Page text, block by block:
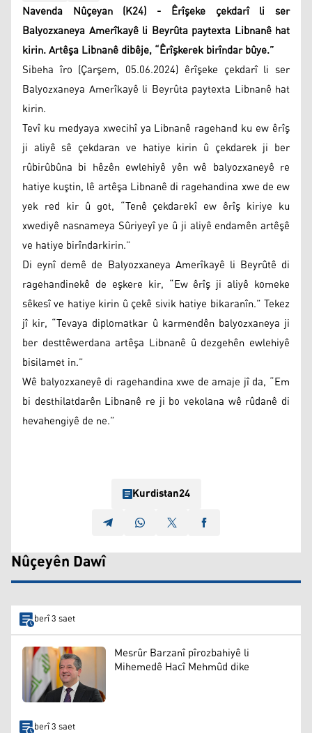
Navenda Nûçeyan (K24) - Êrîşeke çekdarî li ser
Balyozxaneya Amerîkayê li Beyrûta paytexta Libnanê hat
kirin. Artêşa Libnanê dibêje, “Êrîşkerek birîndar bûye.”
Sibeha îro (Çarşem, 05.06.2024) êrîşeke çekdarî li ser
Balyozxaneya Amerîkayê li Beyrûta paytexta Libnanê hat
kirin.
Tevî ku medyaya xwecihî ya Libnanê ragehand ku ew êrîş
ji aliyê sê çekdaran ve hatiye kirin û çekdarek ji ber
rûbirûbûna bi hêzên ewlehiyê yên wê balyozxaneyê re
hatiye kuştin, lê artêşa Libnanê di ragehandina xwe de ew
yek red kir û got, “Tenê çekdarekî ew êrîş kiriye ku
xwediyê nasnameya Sûriyeyî ye û ji aliyê endamên artêşê
ve hatiye birîndarkirin.”
Di eynî demê de Balyozxaneya Amerîkayê li Beyrûtê di
ragehandinekê de eşkere kir, “Ew êrîş ji aliyê komeke
sêkesî ve hatiye kirin û çekê sivik hatiye bikaranîn.” Tekez
jî kir, “Tevaya diplomatkar û karmendên balyozxaneya ji
ber desttêwerdana artêşa Libnanê û dezgehên ewlehiyê
bisilamet in.”
Wê balyozxaneyê di ragehandina xwe de amaje jî da, “Em
bi desthilatdarên Libnanê re ji bo vekolana wê rûdanê di
hevahengiyê de ne.”
Kurdistan24
Nûçeyên Dawî
berî 3 saet
Mesrûr Barzanî pîrozbahiyê li
Mihemedê Hacî Mehmûd dike
berî 3 saet